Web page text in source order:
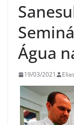
Água
19/03/2021